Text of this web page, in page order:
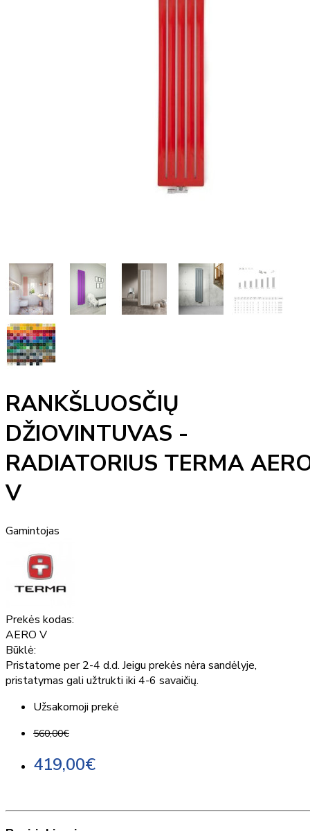
RANKŠLUOSČIŲ
DŽIOVINTUVAS -
RADIATORIUS TERMA
V
Gamintojas
Prekės kodas:
AERO V
Būklė:
Pristatome per 2-4 d.d. Jeigu prekės nėra sandėlyje,
pristatymas gali užtrukti iki 4-6 savaičių.
Užsakomoji prekė
560,00€
419,00€